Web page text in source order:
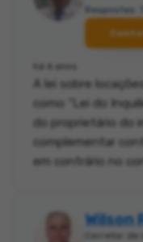
Respostas:
há 6 anos
A lei sobre
como “Lei do
do proprietário do
complementar
em contrário no
Wilson
Corretor de